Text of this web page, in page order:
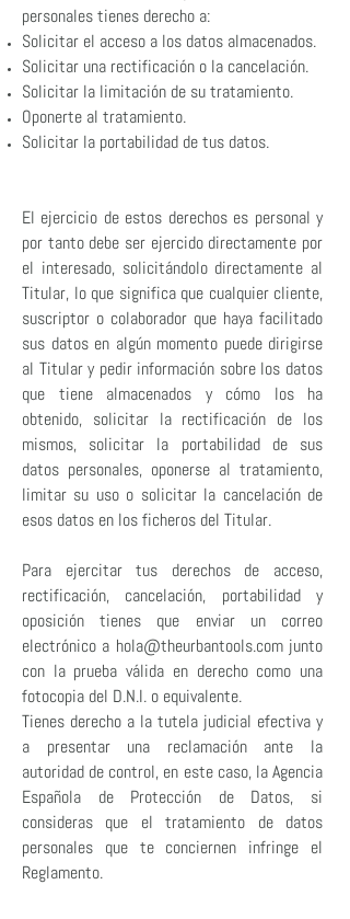
personales tienes derecho a:
Solicitar el acceso a los datos almacenados.
Solicitar una rectificación o la cancelación.
Solicitar la limitación de su tratamiento.
Oponerte al tratamiento.
Solicitar la portabilidad de tus datos.
El ejercicio de estos derechos es personal y
por tanto debe ser ejercido directamente por
el interesado, solicitándolo directamente al
Titular, lo que significa que cualquier cliente,
suscriptor o colaborador que haya facilitado
sus datos en algún momento puede dirigirse
al Titular y pedir información sobre los datos
que tiene almacenados y cómo los ha
obtenido, solicitar la rectificación de los
mismos, solicitar la portabilidad de sus
datos personales, oponerse al tratamiento,
limitar su uso o solicitar la cancelación de
esos datos en los ficheros del Titular.
Para ejercitar tus derechos de acceso,
rectificación, cancelación, portabilidad y
oposición tienes que enviar un correo
electrónico a hola@theurbantools.comjunto
con la prueba válida en derecho como una
fotocopia del D.N.I. o equivalente.
Tienes derecho a la tutela judicial efectiva y
a presentar una reclamación ante la
autoridad de control, en este caso, la Agencia
Española de Protección de Datos, si
consideras que el tratamiento de datos
personales que te conciernen infringe el
Reglamento.